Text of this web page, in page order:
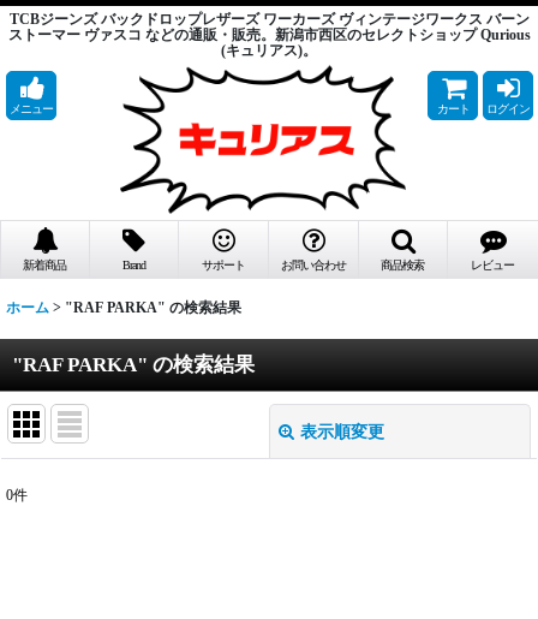
TCBジーンズ バックドロップレザーズ ワーカーズ ヴィンテージワークス バーン
ストーマー ヴァスコ などの通販・販売。新潟市西区のセレクトショップ Qurious
(キュリアス)。
メニュー カート ログイン
新着商品 Brand サポート お問い合わせ 商品検索 レビュー
ホーム > "RAF PARKA" の検索結果
"RAF PARKA" の検索結果
表示順変更
商品検索
0件